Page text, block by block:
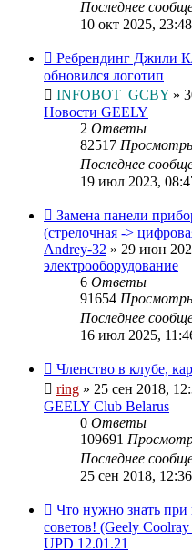
Последнее
10 окт 2025, 23:48
Ребрендинг Джили
обновился логотип
INFOBOT_GCBY »
Новости GEELY
2 Ответы
82517
Последнее
19 июл 2023,
Замена панели
(стрелочная ->
Andrey-32 » 29 июн
электрооборудование
6 Ответы
91654
Последнее
16 июл 2025,
Членство в клубе,
ring » 25 сен 2018,
GEELY Club Belarus
0 Ответы
109691
Последнее
25 сен 2018, 12:36
Что нужно знать при
советов! (Geely
UPD 12.01.21